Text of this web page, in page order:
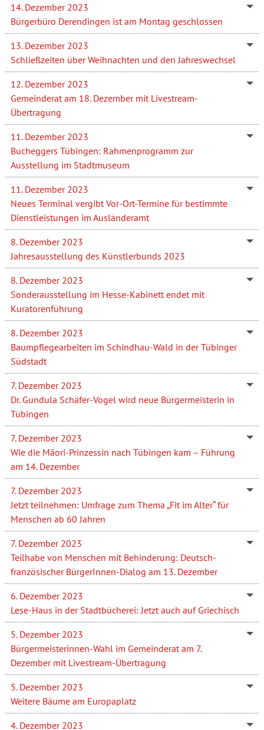
14. Dezember 2023
Bürgerbüro Derendingen ist am Montag geschlossen
13. Dezember 2023
Schließzeiten über Weihnachten und den Jahreswechsel
12. Dezember 2023
Gemeinderat am 18. Dezember mit Livestream-
Übertragung
11. Dezember 2023
Bucheggers Tübingen: Rahmenprogramm zur
Ausstellung im Stadtmuseum
11. Dezember 2023
Neues Terminal vergibt Vor-Ort-Termine für bestimmte
Dienstleistungen im Ausländeramt
8. Dezember 2023
Jahresausstellung des Künstlerbunds 2023
8. Dezember 2023
Sonderausstellung im Hesse-Kabinett endet mit
Kuratorenführung
8. Dezember 2023
Baumpflegearbeiten im Schindhau-Wald in der Tübinger
Südstadt
7. Dezember 2023
Dr. Gundula Schäfer-Vogel wird neue Bürgermeisterin in
Tübingen
7. Dezember 2023
Wie die Māori-Prinzessin nach Tübingen kam – Führung
am 14. Dezember
7. Dezember 2023
Jetzt teilnehmen: Umfrage zum Thema „Fit im Alter“ für
Menschen ab 60 Jahren
7. Dezember 2023
Teilhabe von Menschen mit Behinderung: Deutsch-
französischer BürgerInnen-Dialog am 13. Dezember
6. Dezember 2023
Lese-Haus in der Stadtbücherei: Jetzt auch auf Griechisch
5. Dezember 2023
Bürgermeisterinnen-Wahl im Gemeinderat am 7.
Dezember mit Livestream-Übertragung
5. Dezember 2023
Weitere Bäume am Europaplatz
4. Dezember 2023